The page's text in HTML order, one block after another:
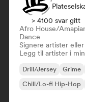
> 4100 svar gitt
Afro House/
Dance
Signere artister
Legg til artister i
Drill/Jersey Grime
Chill/Lo-fi Hip-Hop